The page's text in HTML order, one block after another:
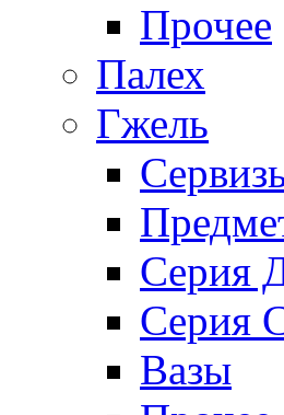
Прочее
Палех
Гжель
Серия
Серия
Вазы